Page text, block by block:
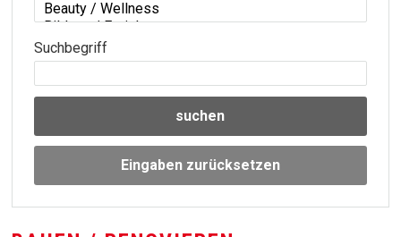
Suchbegriff
suchen
Eingaben zurücksetzen